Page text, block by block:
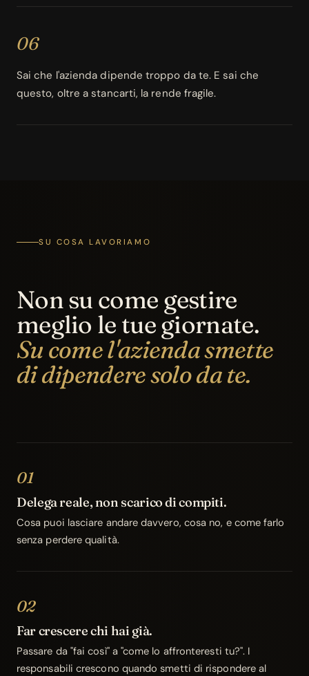
06
Sai che l'azienda dipende troppo da te. E sai che
questo, oltre a stancarti, la rende fragile.
SU COSA LAVORIAMO
Non su come gestire
meglio le tue giornate.
Su come l'azienda smette
di dipendere solo da te.
01
Delega reale, non scarico di compiti.
Cosa puoi lasciare andare davvero, cosa no, e come farlo
senza perdere qualità.
02
Far crescere chi hai già.
Passare da "fai così" a "come lo affronteresti tu?". I
responsabili crescono quando smetti di rispondere al